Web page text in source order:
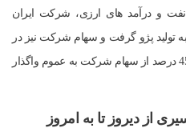
نفت و درآمد های ارزی، شرکت ایران
تولید پژو گرفت و سهام شرکت نیز در
همین سال وارد بورس گردید و حدود 45 درصد از سهام شرکت به عموم واگذار
از دیروز تا به امروز